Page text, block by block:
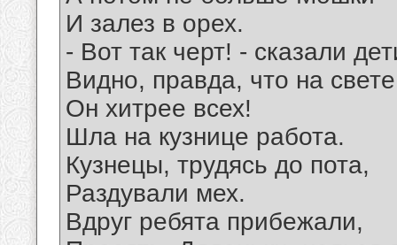
И залез в орех.
- Вот так черт! - сказали
Видно, правда, что на свете
Он хитрее всех!
Шла на кузнице работа.
Кузнецы, трудясь до пота,
Раздували мех.
Вдруг ребята прибежали,